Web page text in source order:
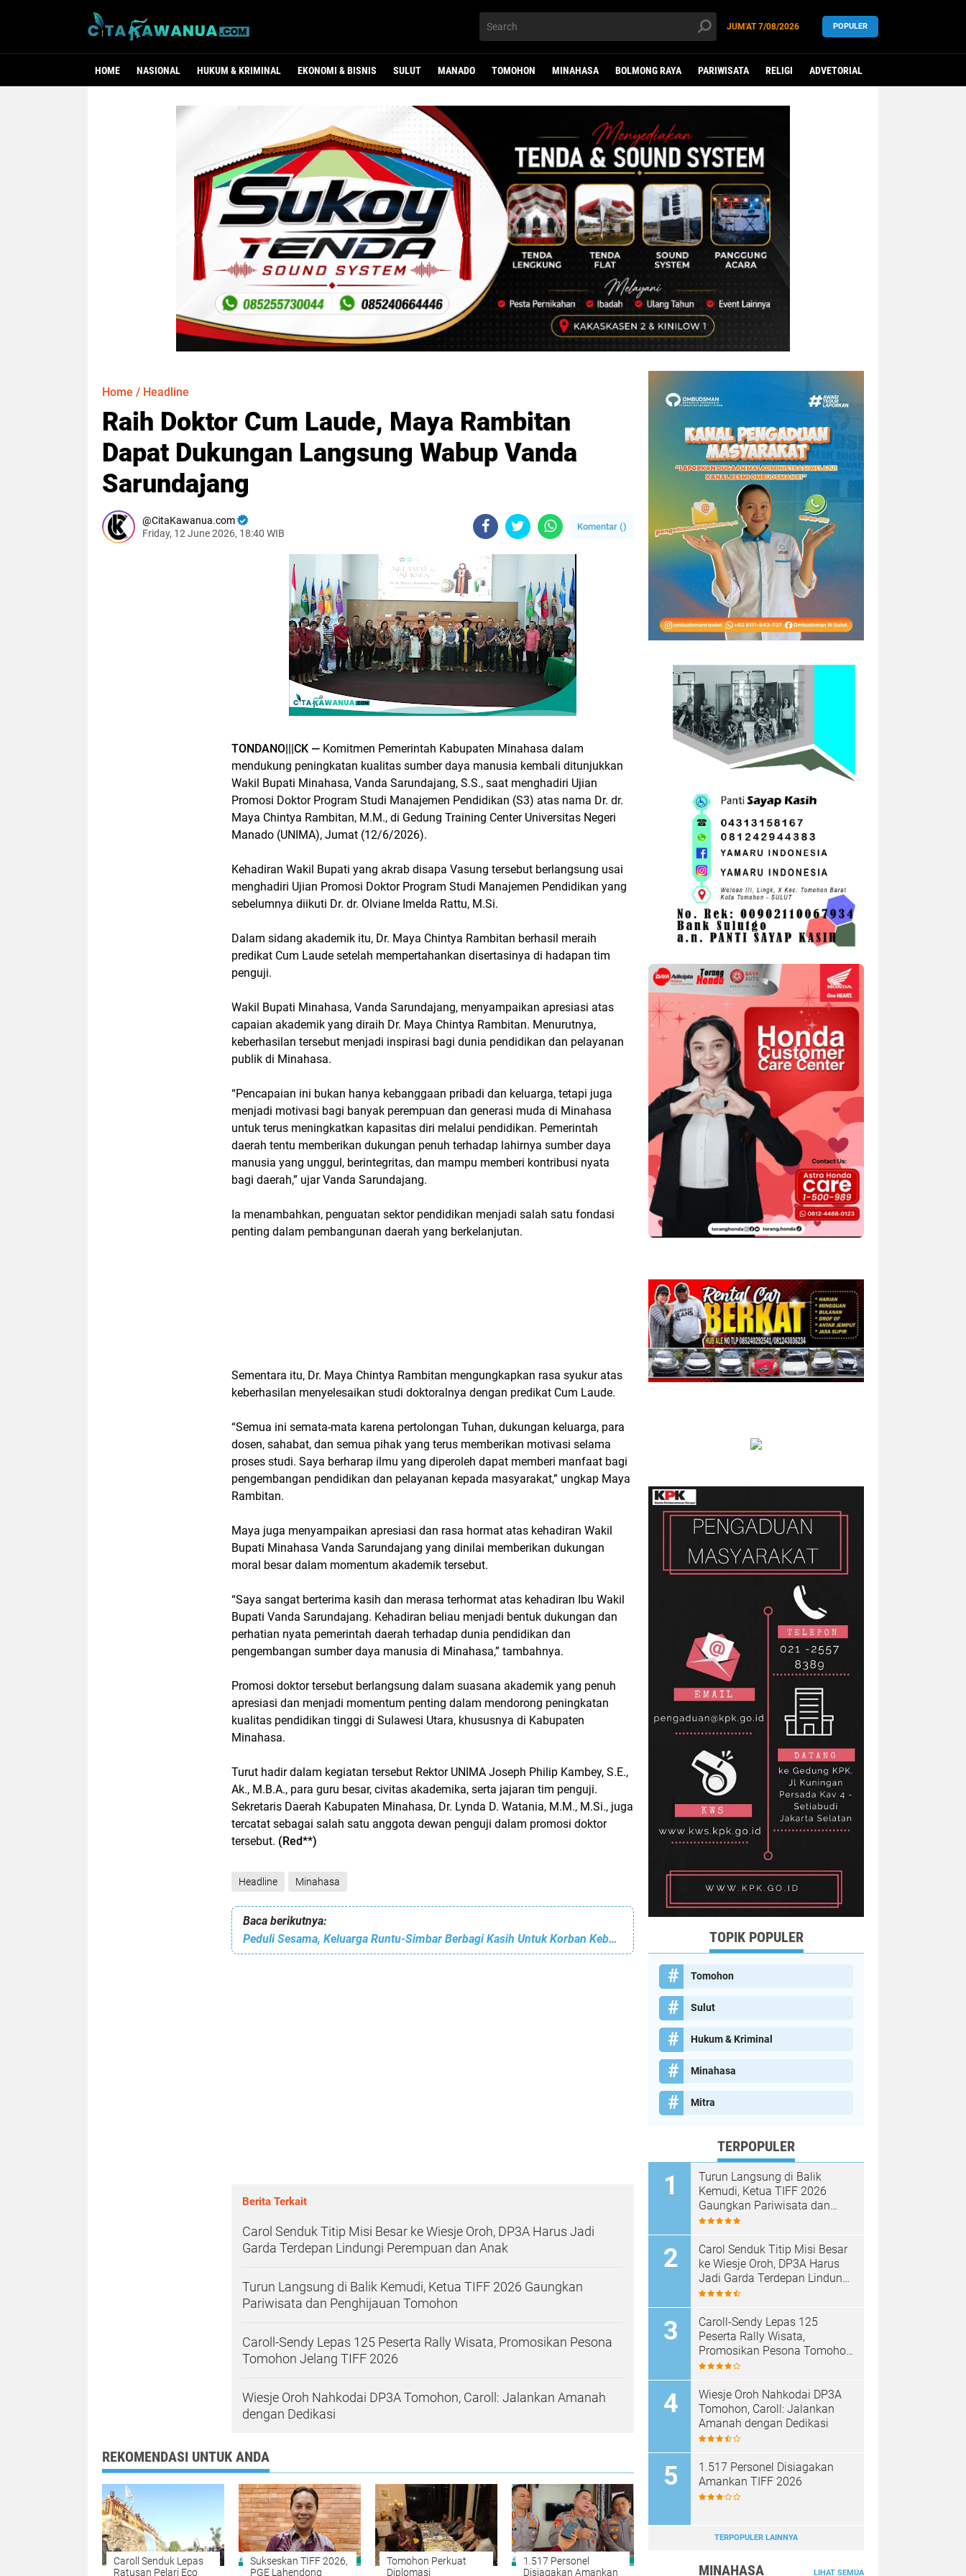
JUM'AT7/08/2026 POPULER
HOME NASIONAL HUKUM & KRIMINAL EKONOMI & BISNIS SULUT MANADO TOMOHON MINAHASA BOLMONG RAYA PARIWISATA RELIGI ADVETORIAL
Home / Headline
Raih Doktor Cum Laude, Maya Rambitan
Dapat Dukungan Langsung Wabup Vanda
Sarundajang
CitaKawanua.com
Friday, 12 June 2026, 18:40 WIB
Komentar ()
TONDANO|||CK — Komitmen Pemerintah Kabupaten Minahasa dalam
mendukung peningkatan kualitas sumber daya manusia kembali ditunjukkan
Wakil Bupati Minahasa, Vanda Sarundajang, S.S., saat menghadiri Ujian
Promosi Doktor Program Studi Manajemen Pendidikan (S3) atas nama Dr. dr.
Maya Chintya Rambitan, M.M., di Gedung Training Center Universitas Negeri
Manado (UNIMA), Jumat (12/6/2026).
Kehadiran Wakil Bupati yang akrab disapa Vasung tersebut berlangsung usai
menghadiri Ujian Promosi Doktor Program Studi Manajemen Pendidikan yang
sebelumnya diikuti Dr. dr. Olviane Imelda Rattu, M.Si.
Dalam sidang akademik itu, Dr. Maya Chintya Rambitan berhasil meraih
predikat Cum Laude setelah mempertahankan disertasinya di hadapan tim
penguji.
Wakil Bupati Minahasa, Vanda Sarundajang, menyampaikan apresiasi atas
capaian akademik yang diraih Dr. Maya Chintya Rambitan. Menurutnya,
keberhasilan tersebut menjadi inspirasi bagi dunia pendidikan dan pelayanan
publik di Minahasa.
“Pencapaian ini bukan hanya kebanggaan pribadi dan keluarga, tetapi juga
menjadi motivasi bagi banyak perempuan dan generasi muda di Minahasa
untuk terus meningkatkan kapasitas diri melalui pendidikan. Pemerintah
daerah tentu memberikan dukungan penuh terhadap lahirnya sumber daya
manusia yang unggul, berintegritas, dan mampu memberi kontribusi nyata
bagi daerah,” ujar Vanda Sarundajang.
Ia menambahkan, penguatan sektor pendidikan menjadi salah satu fondasi
penting dalam pembangunan daerah yang berkelanjutan.
Sementara itu, Dr. Maya Chintya Rambitan mengungkapkan rasa syukur atas
keberhasilan menyelesaikan studi doktoralnya dengan predikat Cum Laude.
“Semua ini semata-mata karena pertolongan Tuhan, dukungan keluarga, para
dosen, sahabat, dan semua pihak yang terus memberikan motivasi selama
proses studi. Saya berharap ilmu yang diperoleh dapat memberi manfaat bagi
pengembangan pendidikan dan pelayanan kepada masyarakat,” ungkap Maya
Rambitan.
Maya juga menyampaikan apresiasi dan rasa hormat atas kehadiran Wakil
Bupati Minahasa Vanda Sarundajang yang dinilai memberikan dukungan
moral besar dalam momentum akademik tersebut.
“Saya sangat berterima kasih dan merasa terhormat atas kehadiran Ibu Wakil
Bupati Vanda Sarundajang. Kehadiran beliau menjadi bentuk dukungan dan
perhatian nyata pemerintah daerah terhadap dunia pendidikan dan
pengembangan sumber daya manusia di Minahasa,” tambahnya.
Promosi doktor tersebut berlangsung dalam suasana akademik yang penuh
apresiasi dan menjadi momentum penting dalam mendorong peningkatan
kualitas pendidikan tinggi di Sulawesi Utara, khususnya di Kabupaten
Minahasa.
Turut hadir dalam kegiatan tersebut Rektor UNIMA Joseph Philip Kambey, S.E.,
Ak., M.B.A., para guru besar, civitas akademika, serta jajaran tim penguji.
Sekretaris Daerah Kabupaten Minahasa, Dr. Lynda D. Watania, M.M., M.Si., juga
tercatat sebagai salah satu anggota dewan penguji dalam promosi doktor
tersebut. (Red**)
Headline Minahasa
Baca berikutnya:
Peduli Sesama, Keluarga Runtu-Simbar Berbagi Kasih Untuk Korban Kebakaran di Woloan Dua
Berita Terkait
Carol Senduk Titip Misi Besar ke Wiesje Oroh, DP3A Harus Jadi
Garda Terdepan Lindungi Perempuan dan Anak
Turun Langsung di Balik Kemudi, Ketua TIFF 2026 Gaungkan
Pariwisata dan Penghijauan Tomohon
Caroll-Sendy Lepas 125 Peserta Rally Wisata, Promosikan Pesona
Tomohon Jelang TIFF 2026
Wiesje Oroh Nahkodai DP3A Tomohon, Caroll: Jalankan Amanah
dengan Dedikasi
REKOMENDASI UNTUK ANDA
Caroll Senduk Lepas
Ratusan Pelari Eco
Sukseskan TIFF 2026,
PGE Lahendong
Tomohon Perkuat
Diplomasi
1.517 Personel
Disiagakan Amankan
TOPIK POPULER
Tomohon
Sulut
Hukum & Kriminal
Minahasa
Mitra
TERPOPULER
Turun Langsung di Balik
Kemudi, Ketua TIFF 2026
Gaungkan Pariwisata dan
Penghijauan Tomohon
Carol Senduk Titip Misi Besar
ke Wiesje Oroh, DP3A Harus
Jadi Garda Terdepan Lindungi
Perempuan dan Anak
Caroll-Sendy Lepas 125
Peserta Rally Wisata,
Promosikan Pesona Tomohon
Jelang TIFF 2026
Wiesje Oroh Nahkodai DP3A
Tomohon, Caroll: Jalankan
Amanah dengan Dedikasi
1.517 Personel Disiagakan
Amankan TIFF 2026
TERPOPULER LAINNYA
MINAHASA LIHAT SEMUA